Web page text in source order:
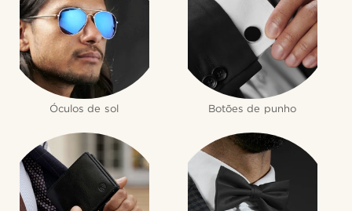
Óculos de sol Botões de punho